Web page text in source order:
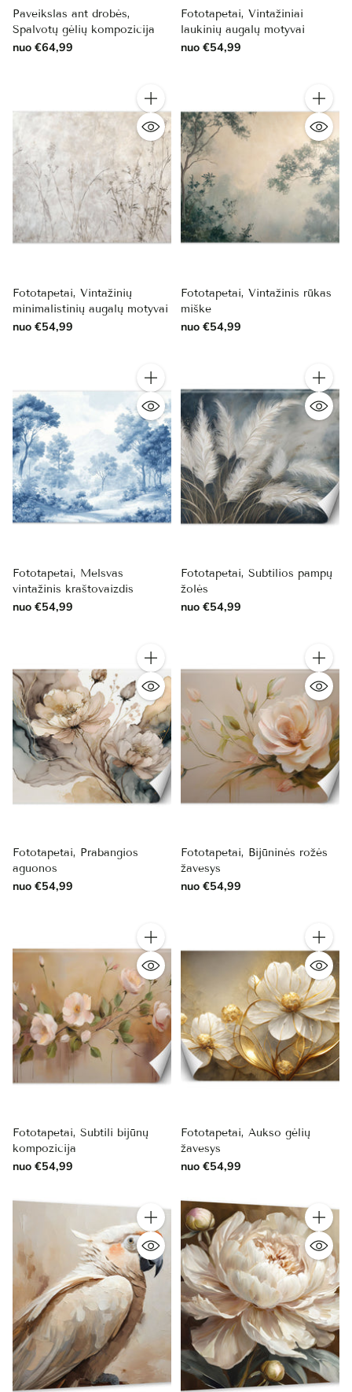
Paveikslas ant drobės,
Spalvotų gėlių kompozicija
nuo €64,99
Fototapetai, Vintažiniai
laukinių augalų motyvai
nuo €54,99
Kiekis
Fototapetai, Vintažinių
minimalistinių augalų motyvai
nuo €54,99
Kiekis
Fototapetai, Vintažinis rūkas
miške
nuo €54,99
Kiekis
Fototapetai, Melsvas
vintažinis kraštovaizdis
nuo €54,99
Kiekis
Fototapetai, Subtilios pampų
žolės
nuo €54,99
Kiekis
Fototapetai, Prabangios
aguonos
nuo €54,99
Kiekis
Fototapetai, Bijūninės rožės
žavesys
nuo €54,99
Kiekis
Fototapetai, Subtili bijūnų
kompozicija
nuo €54,99
Kiekis
Fototapetai, Aukso gėlių
žavesys
nuo €54,99
Kiekis Kiekis